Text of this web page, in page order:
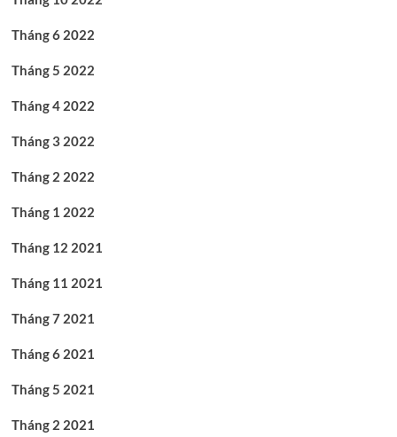
Tháng 6 2022
Tháng 5 2022
Tháng 4 2022
Tháng 3 2022
Tháng 2 2022
Tháng 1 2022
Tháng 12 2021
Tháng 11 2021
Tháng 7 2021
Tháng 6 2021
Tháng 5 2021
Tháng 2 2021